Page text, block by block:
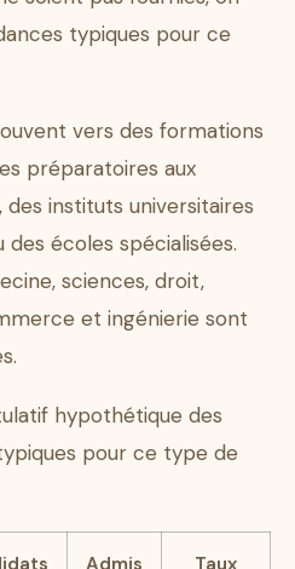
typiques pour ce
vers des formations
préparatoires aux
des instituts universitaires
écoles spécialisées.
sciences, droit,
et ingénierie sont
hypothétique des
pour ce type de